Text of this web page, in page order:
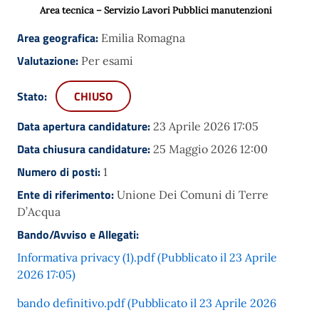
Area tecnica – Servizio Lavori Pubblici manutenzioni
Area geografica: Emilia Romagna
Valutazione: Per esami
Stato:
CHIUSO
Data apertura candidature: 23 Aprile 2026 17:05
Data chiusura candidature: 25 Maggio 2026 12:00
Numero di posti: 1
Ente di riferimento: Unione Dei Comuni di Terre
D’Acqua
Bando/Avviso e Allegati:
Informativa privacy (1).pdf (Pubblicato il 23 Aprile
2026 17:05)
bando definitivo.pdf (Pubblicato il 23 Aprile 2026